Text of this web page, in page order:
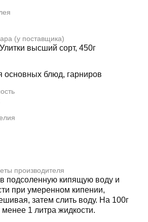
(у поставщика)
высший сорт, 450г
основных блюд, гарниров
производителя
подсоленную кипящую воду и
при умеренном кипении,
затем слить воду. На 100г
менее 1 литра жидкости.